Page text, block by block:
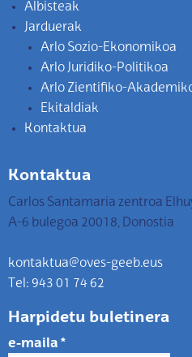
Albisteak
Jarduerak
Arlo Sozio-Ekonomikoa
Arlo Juridiko-Politikoa
Arlo Zientifiko-
Ekitaldiak
Kontaktua
Kontaktua
Carlos Santamaria zentroa
A-6 bulegoa 20018, Donostia
kontaktua@oves-geeb.eus
Tel: 943 01 74 62
Harpidetu buletinera
e-maila *